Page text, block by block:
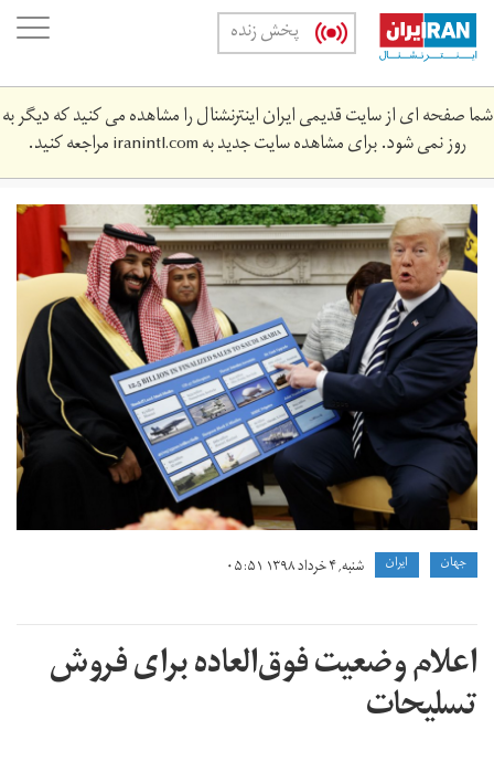
Skip
main
content
پخش زنده
شما صفحه ای از سایت قدیمی ایران اینترنشنال را مشاهده می کنید که دیگر به
روز نمی شود. برای مشاهده سایت جدید بهiranintl.comمراجعه کنید.
screen_shot_2019-
05-
24_at_9.‎22.‎47_pm.png
جهان ايران شنبه, ۴ خرداد ۱۳۹۸ ۰۵:۵۱
اعلام وضعیت فوق‌العاده برای فروش
تسلیحات